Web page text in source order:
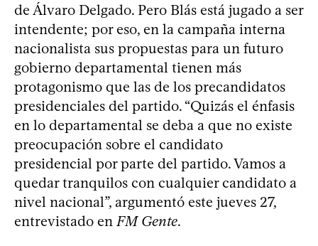
de Álvaro Delgado. Pero Blás está jugado a ser
intendente; por eso, en la campaña interna
nacionalista sus propuestas para un futuro
gobierno departamental tienen más
protagonismo que las de los precandidatos
presidenciales del partido. “Quizás el énfasis
en lo departamental se deba a que no existe
preocupación sobre el candidato
presidencial por parte del partido. Vamos a
quedar tranquilos con cualquier candidato a
nivel nacional”, argumentó este jueves 27,
entrevistado en FM Gente.